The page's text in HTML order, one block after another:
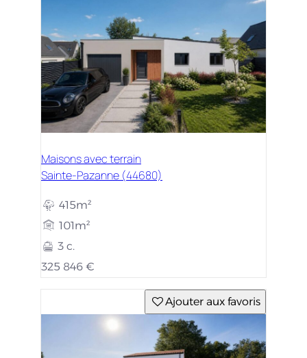
Maisons avec terrain
Sainte-Pazanne (44680)
415m²
101m²
3 c.
325 846 €
Ajouter aux favoris